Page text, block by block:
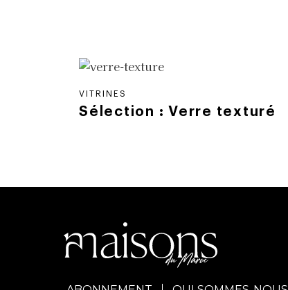
VITRINES
Sélection : Verre texturé